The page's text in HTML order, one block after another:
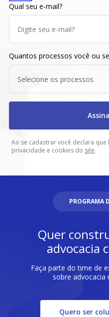
Qual seu e-mail?
Quantos processos você ou
Selecione os processos
Ao se cadastrar você declara
privacidade e cookies do site.
PROGRAMA
Quer
advocacia
Faça parte do time de
sobre advocacia
Quero ser